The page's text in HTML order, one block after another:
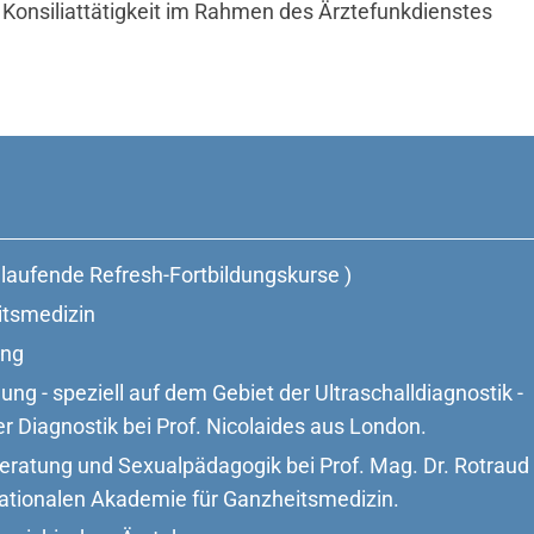
Konsiliattätigkeit im Rahmen des Ärztefunkdienstes
Refresh-Fortbildungskurse )
- speziell auf dem Gebiet der Ultraschalldiagnostik -
Diagnostik bei Prof. Nicolaides aus London.
und Sexualpädagogik bei Prof. Mag. Dr. Rotraud
Akademie für Ganzheitsmedizin.